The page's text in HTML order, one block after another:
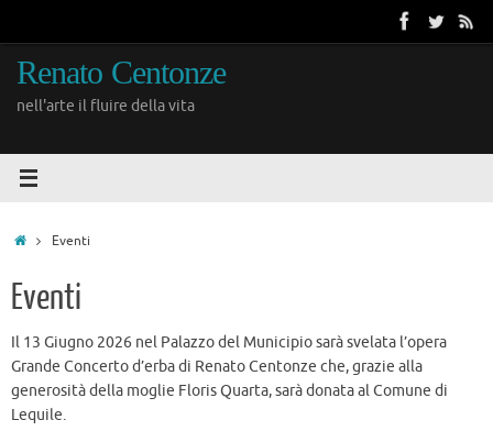
contenuto
Renato Centonze
nell'arte il fluire della vita
HomeEventi
Eventi
Il 13 Giugno 2026 nel Palazzo del Municipio sarà svelata l’opera
Grande Concerto d’erba di Renato Centonze che, grazie alla
generosità della moglie Floris Quarta, sarà donata al Comune di
Lequile.